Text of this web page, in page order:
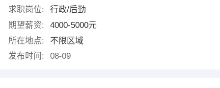
求职岗位:
行政/后勤
期望薪资:
4000-5000元
所在地点:
不限区域
发布时间:
08-09